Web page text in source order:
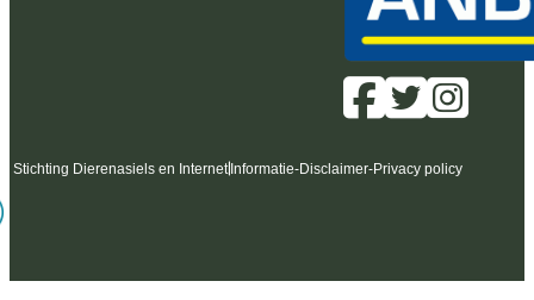
Stichting Dierenasiels en Internet Informatie-Disclaimer-Privacy policy